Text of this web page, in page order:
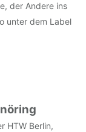
der Andere ins
unter dem Label
HTW Berlin,